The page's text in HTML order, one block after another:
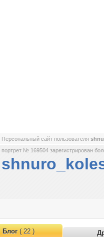
Персональный сайт пользователя
портрет № 169504 зарегистрирован
Блог( 22 )